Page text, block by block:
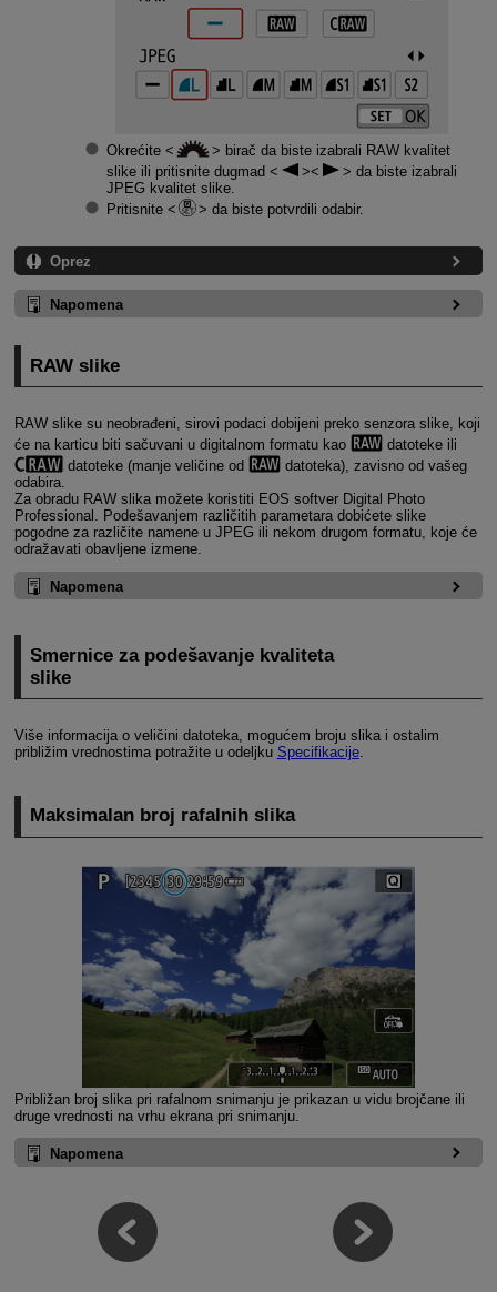
Okrećite
birač da biste izabrali RAW kvalitet
slike ili pritisnite dugmad
da biste izabrali
JPEG kvalitet slike.
Pritisnite
da biste potvrdili odabir.
Oprez
Napomena
RAW slike
RAW slike su neobrađeni, sirovi podaci dobijeni preko senzora slike, koji
će na karticu biti sačuvani u digitalnom formatu kao
datoteke ili
datoteke (manje veličine od
datoteka), zavisno od vašeg
odabira.
Za obradu RAW slika možete koristiti EOS softver Digital Photo
Professional. Podešavanjem različitih parametara dobićete slike
pogodne za različite namene u JPEG ili nekom drugom formatu, koje će
odražavati obavljene izmene.
Napomena
Smernice za podešavanje kvaliteta
slike
Više informacija o veličini datoteka, mogućem broju slika i ostalim
približim vrednostima potražite u odeljku Specifikacije.
Maksimalan broj rafalnih slika
Približan broj slika pri rafalnom snimanju je prikazan u vidu brojčane ili
druge vrednosti na vrhu ekrana pri snimanju.
Napomena